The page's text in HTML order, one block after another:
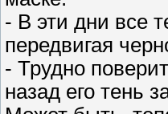
- В эти дни все
передвигая
- Трудно
назад его тень